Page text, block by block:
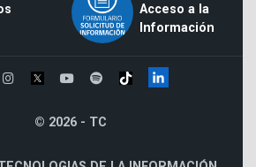
Acceso a la
Información
© 2026 - TC